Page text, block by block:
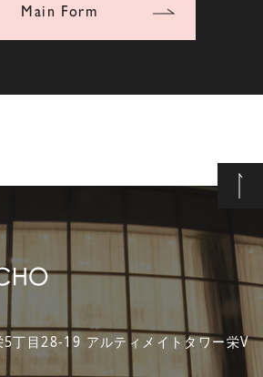
Main Form
5丁目28-19 アルティメイトタワー栄V